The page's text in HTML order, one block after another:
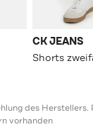
CK JEANS
Shorts
des Herstellers.
vorhanden